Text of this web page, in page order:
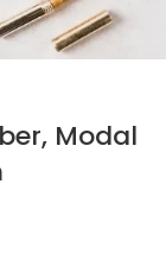
Modal